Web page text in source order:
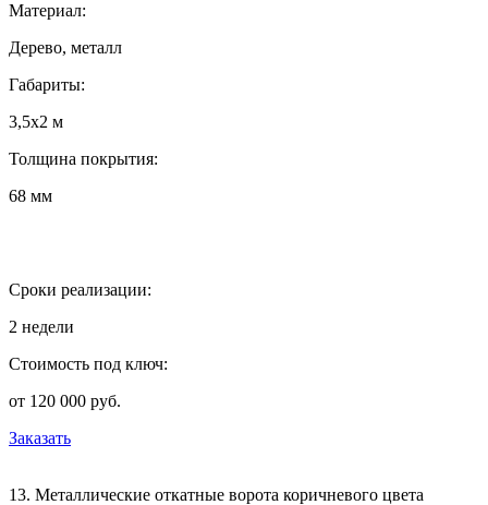
Материал:
Дерево, металл
Габариты:
3,5х2 м
Толщина покрытия:
68 мм
Сроки реализации:
2 недели
Стоимость под ключ:
от 120 000 руб.
Заказать
13. Металлические откатные ворота коричневого цвета